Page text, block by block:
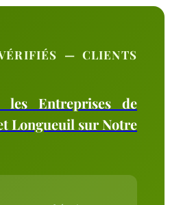
— CLIENTS
Entreprises de
Longueuil sur Notre